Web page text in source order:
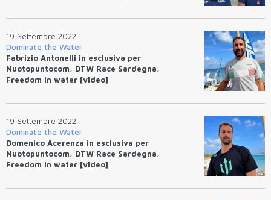
19 Settembre 2022
Dominate the Water
Fabrizio Antonelli in esclusiva per
Nuotopuntocom, DTW Race Sardegna,
Freedom in water [video]
19 Settembre 2022
Dominate the Water
Domenico Acerenza in esclusiva per
Nuotopuntocom, DTW Race Sardegna,
Freedom in water [video]